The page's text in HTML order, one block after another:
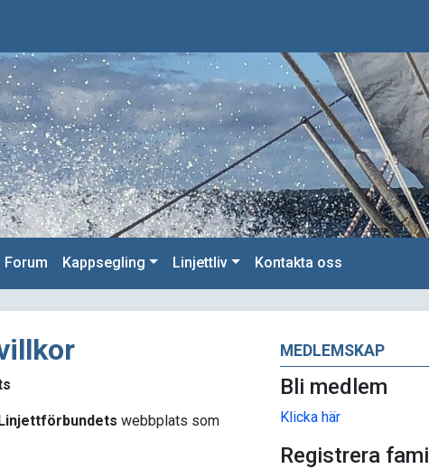
Forum Kappsegling Linjettliv Kontakta oss
MEDLEMSKAP
Bli medlem
Klicka här
Registrera
webbplats som